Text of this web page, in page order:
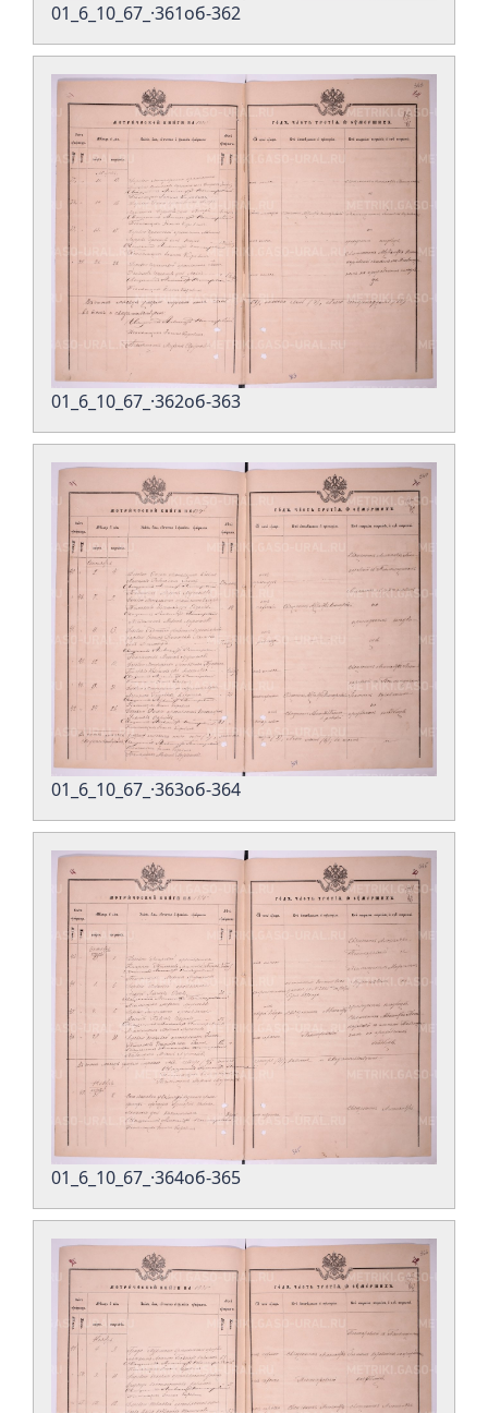
01_6_10_67_·361об-362
01_6_10_67_·362об-363
01_6_10_67_·363об-364
01_6_10_67_·364об-365